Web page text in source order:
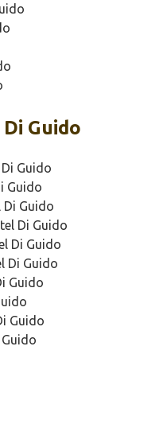
Guido
Guido
Guido
Di Guido
Di Guido
Di Guido
Di Guido
Guido
Guido